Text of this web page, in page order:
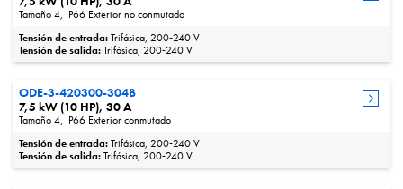
Tamaño 4, IP66 Exterior no conmutado
Tensión de entrada:Trifásica, 200‑240 V
Tensión de salida:Trifásica, 200‑240 V
ODE-3-420300-304B
7,5 kW (10 HP), 30 A
Tamaño 4, IP66 Exterior conmutado
Tensión de entrada:Trifásica, 200‑240 V
Tensión de salida:Trifásica, 200‑240 V